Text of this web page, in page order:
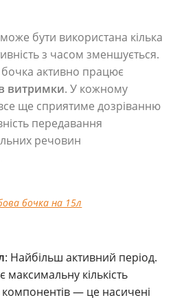
бути використана кілька
з часом зменшується.
активно працює
витримки. У кожному
ще сприятиме дозріванню
передавання
речовин
бочка на 15л
: Найбільш активний період.
максимальну кількість
— це насичені